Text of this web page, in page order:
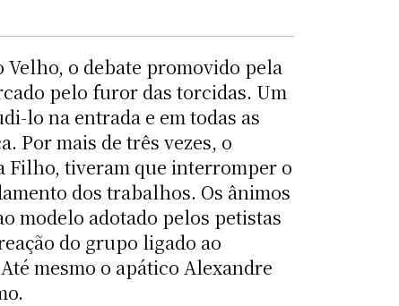
o debate promovido pela
pelo furor das torcidas. Um
lo na entrada e em todas as
Por mais de três vezes, o
Filho, tiveram que interromper o
dos trabalhos. Os ânimos
modelo adotado pelos petistas
do grupo ligado ao
mesmo o apático Alexandre